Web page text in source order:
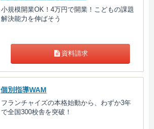
小規模開業OK！4万円で開業！こどもの課題
解決能力を伸ばそう
資料請求
個別指導WAM
フランチャイズの本格始動から、わずか3年
で全国300校舎を突破！